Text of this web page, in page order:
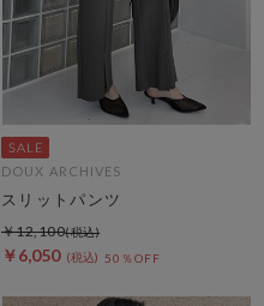
DOUX ARCHIVES
スリットパンツ
￥6,050 50％OFF
￥12,100